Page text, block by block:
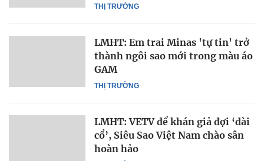
THỊ TRƯỜNG
THỊ TRƯỜNG
LMHT: Em trai Minas 'tự tin' trở
thành ngôi sao mới trong màu áo
GAM
LMHT: VETV để khán giả đợi ‘dài
cổ’, Siêu Sao Việt Nam chào sân
hoàn hảo